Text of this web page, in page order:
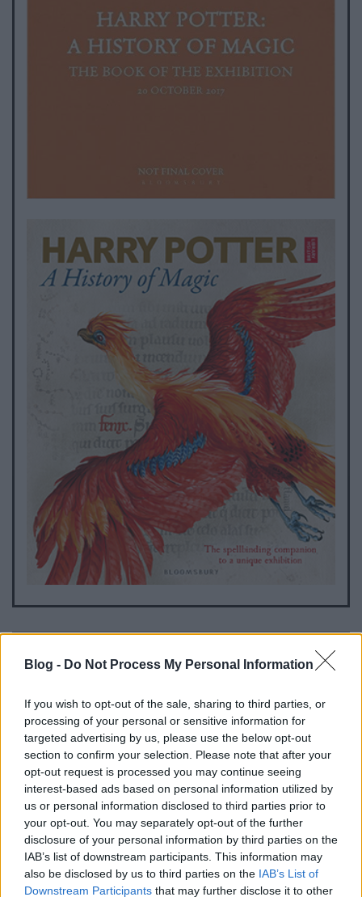
Blog - Do Not Process My Personal Information
If you wish to opt-out of the sale, sharing to third parties, or
processing of your personal or sensitive information for
targeted advertising by us, please use the below opt-out
section to confirm your selection. Please note that after your
opt-out request is processed you may continue seeing
interest-based ads based on personal information utilized by
us or personal information disclosed to third parties prior to
your opt-out. You may separately opt-out of the further
disclosure of your personal information by third parties on the
IAB’s list of downstream participants. This information may
also be disclosed by us to third parties on the IAB’s List of
Downstream Participants that may further disclose it to other
History of Magic